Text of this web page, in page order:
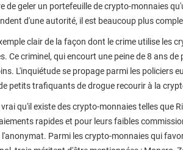
de geler un portefeuille de crypto-monnaies
d'une autorité, il est beaucoup plus
clair de la façon dont le crime utilise les
Ce criminel, qui encourt une peine de 8 ans
L'inquiétude se propage parmi les policiers
petits trafiquants de drogue recourir à la
vrai qu'il existe des crypto-monnaies telles que
rapides et pour leurs faibles
l'anonymat. Parmi les crypto-monnaies qui